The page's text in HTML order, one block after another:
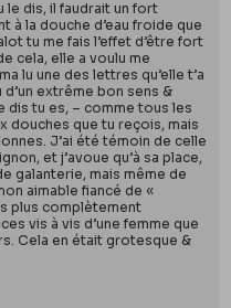
le dis, il faudrait un fort
à la douche d’eau froide que
tu me fais l’effet d’être fort
cela, elle a voulu me
lu une des lettres qu’elle t’a
d’un extrême bon sens &
dis tu es, – comme tous les
douches que tu reçois, mais
J’ai été témoin de celle
et j’avoue qu’à sa place,
galanterie, mais même de
aimable fiancé de «
plus complètement
vis à vis d’une femme que
Cela en était grotesque &